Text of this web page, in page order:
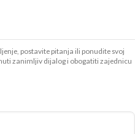
postavite pitanja ili ponudite svoj
zanimljiv dijalog i obogatiti zajednicu